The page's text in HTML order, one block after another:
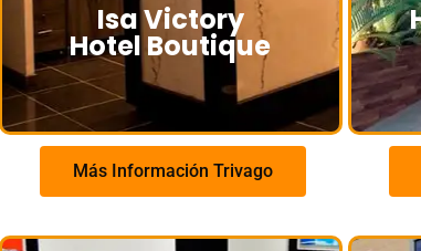
Isa Victory
Hotel Boutique
Más Información Trivago